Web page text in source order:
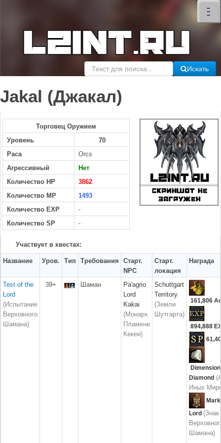
–
–
–
×
Искать
Jakal (Джакал)
Торговец Оружием
Уровень
70
Раса
Orcs
Агрессивный
Нет
Количество HP
3862
Количество MP
1493
Количество EXP
-
Количество SP
-
Участвует в квестах:
Название Уров. Тип Требования
Старт.
NPC
Старт.
локация
Награда
Test of the
Lord
(Испытание
Верховного
Шамана)
39+ Шаман
Pa'agrio
Lord
Kakai
(Монарх
Пламени
Кекеи)
Schuttgart
Territory
(Земли
Шутгарта)
161,806
894,888
Diamond
Иных
Lord (Знак
Шамана)